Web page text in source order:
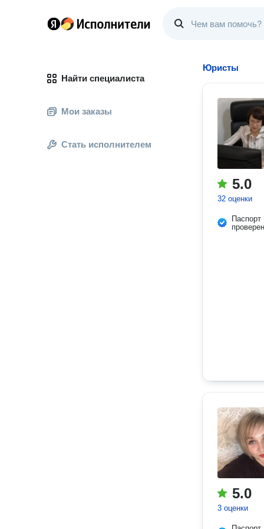
Найти специалиста
Мои заказы
Стать исполнителем
Юристы
5.0
32 оценки
Паспорт
проверен
5.0
3 оценки